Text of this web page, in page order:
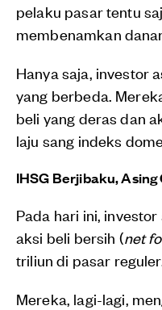
pelaku pasar tentu
membenamkan
Hanya saja, investor
yang berbeda.
beli yang deras dan
laju sang indeks
IHSG Berjibaku,
Pada hari ini,
aksi beli bersih (net
triliun di pasar
Mereka, lagi-lagi,